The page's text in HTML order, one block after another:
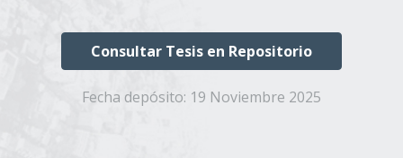
Consultar Tesis en Repositorio
Fecha depósito: 19 Noviembre 2025